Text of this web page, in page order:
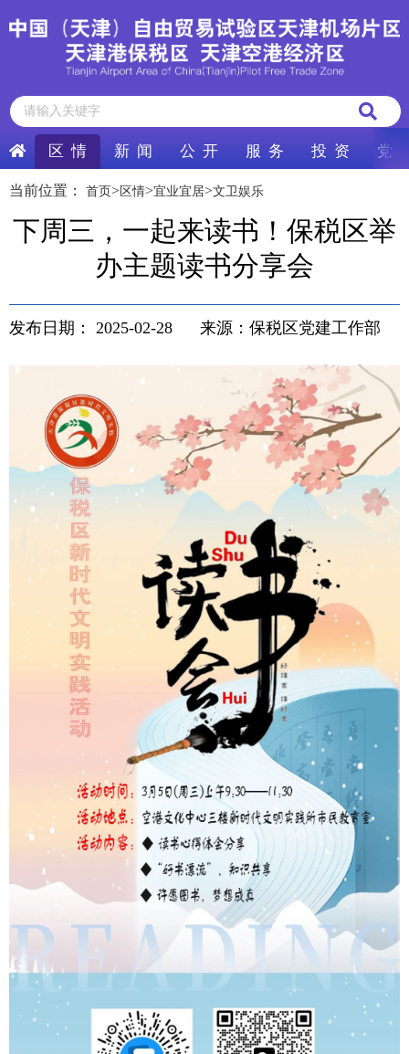
区 情 新 闻 公 开 服 务 投 资 党
当前位置： 首页> 区情>宜业宜居>文卫娱乐
下周三，一起来读书！保税区举
办主题读书分享会
发布日期： 2025-02-28 来源：保税区党建工作部